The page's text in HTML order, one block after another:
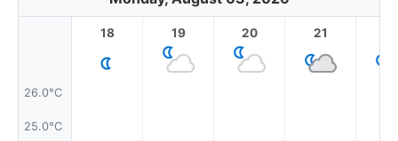
26.0°C
25.0°C
18 19 20 21